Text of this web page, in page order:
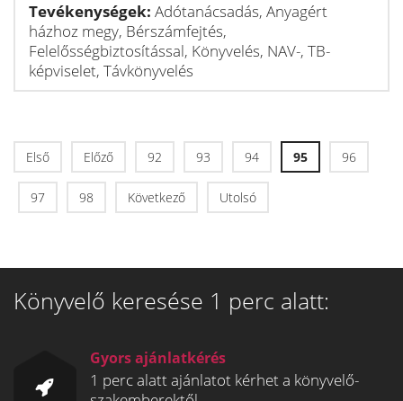
Tevékenységek: Adótanácsadás, Anyagért
házhoz megy, Bérszámfejtés,
Felelősségbiztosítással, Könyvelés, NAV-, TB-
képviselet, Távkönyvelés
Első Előző 92 93 94 95 96
97 98 Következő Utolsó
Könyvelő keresése 1 perc alatt:
Gyors ajánlatkérés
1 perc alatt ajánlatot kérhet a könyvelő-